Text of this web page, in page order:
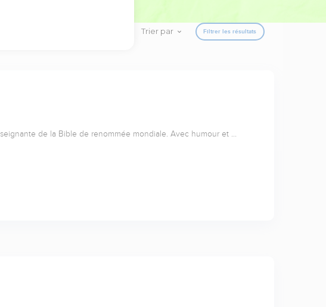
Trier par Filtrer les résultats
de la Bible de renommée mondiale. Avec humour et …